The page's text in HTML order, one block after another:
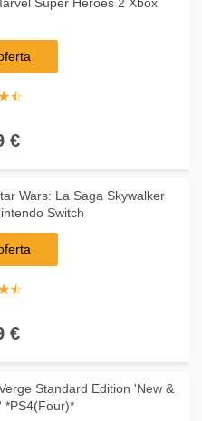
☆
★
€
Wars: La Saga Skywalker
Switch
☆
★
€
Standard Edition 'New &
Sealed' *PS4(Four)*